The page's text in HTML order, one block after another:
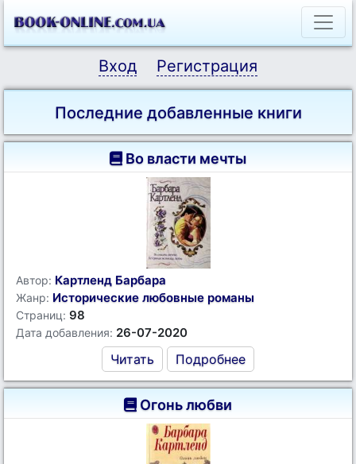
Вход Регистрация
Последние добавленные книги
Во власти мечты
Автор: Картленд Барбара
Жанр: Исторические любовные романы
Страниц: 98
Дата добавления: 26-07-2020
Читать Подробнее
Огонь любви